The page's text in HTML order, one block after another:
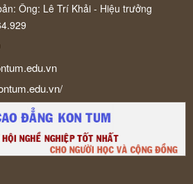
Ông: Lê Trí Khải - Hiệu trưởng